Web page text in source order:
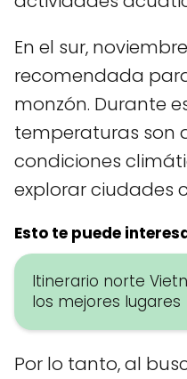
En el sur,
recomendada
monzón. Durante
temperaturas son
condiciones
explorar ciudades
Esto te puede
Itinerario norte
los mejores lugares
Por lo tanto, al